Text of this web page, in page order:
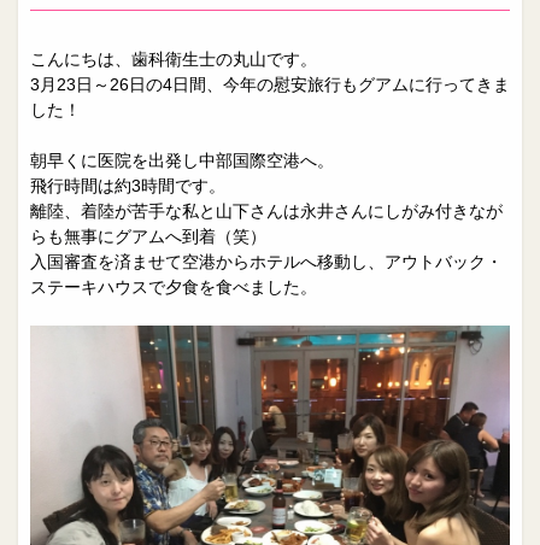
こんにちは、歯科衛生士の丸山です。
3月23日～26日の4日間、今年の慰安旅行もグアムに行ってきま
した！
朝早くに医院を出発し中部国際空港へ。
飛行時間は約3時間です。
離陸、着陸が苦手な私と山下さんは永井さんにしがみ付きなが
らも無事にグアムへ到着（笑）
入国審査を済ませて空港からホテルへ移動し、アウトバック・
ステーキハウスで夕食を食べました。